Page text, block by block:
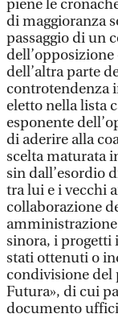
piene le
di maggioranza
passaggio di un
dell’altra parte
controtendenza
eletto nella lista
esponente
di aderire alla
scelta maturata
sin dall’esordio
tra lui e i vecchi
collaborazione
sinora, i progetti
stati ottenuti o
condivisione
Futura», di cui
documento